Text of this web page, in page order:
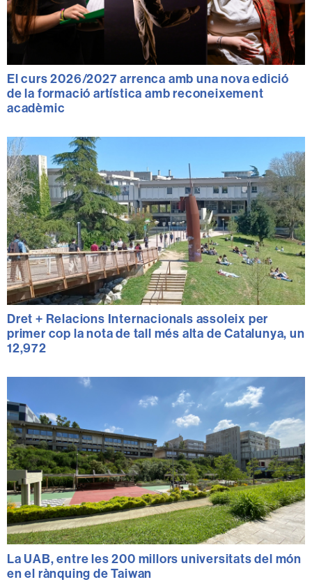
El curs 2026/2027 arrenca amb una nova edició
de la formació artística amb reconeixement
acadèmic
Dret + Relacions Internacionals assoleix per
primer cop la nota de tall més alta de Catalunya, un
12,972
La UAB, entre les 200 millors universitats del món
en el rànquing de Taiwan